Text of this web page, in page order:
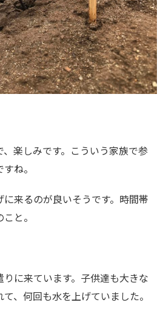
楽しみです。こういう家族で参
ね。
来るのが良いそうです。時間帯
と。
に来ています。子供達も大きな
、何回も水を上げていました。